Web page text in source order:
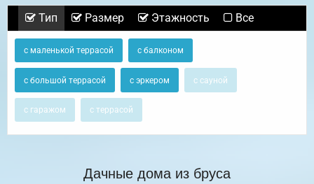
Тип Размер Этажность Все
с маленькой террасой с балконом
с большой террасой с эркером с сауной
с гаражом с террасой
Дачные дома из бруса